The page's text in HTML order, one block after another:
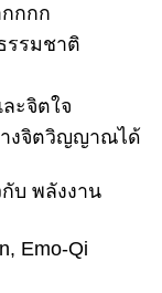
กกก
รรมชาติ
ะจิตใจ
างจิตวิญญาณได้
บ พลังงาน
Emo-Qi